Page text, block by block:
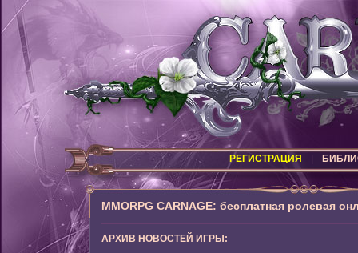
РЕГИСТРАЦИЯ
MMORPG CARNAGE: бесплатная ролевая
АРХИВ НОВОСТЕЙ ИГРЫ: